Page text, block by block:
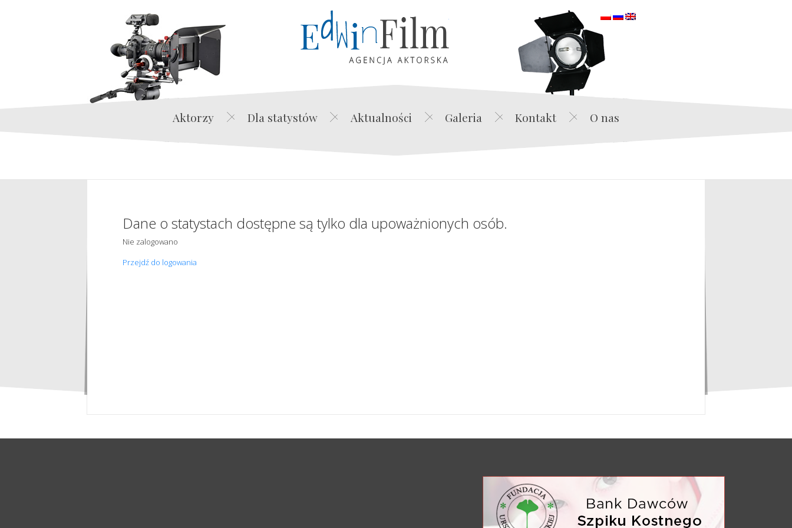
Edwin Film Agencja Aktorska
Aktorzy Dla statystów Aktualności Galeria Kontakt O nas
Dane o statystach dostępne są tylko dla upoważnionych osób.
Nie zalogowano
Przejdź do logowania